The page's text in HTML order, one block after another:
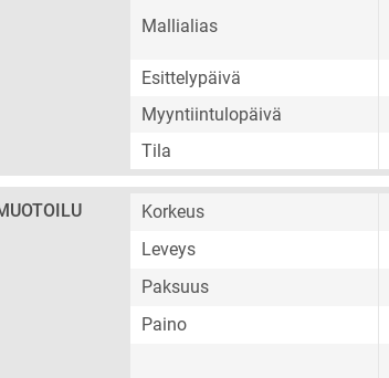
Mallialias
Esittelypäivä
Myyntiintulopäivä
Tila
Korkeus
Leveys
Paksuus
Paino